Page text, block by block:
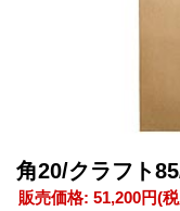
角20/クラフト
販売価格: 51,200円(